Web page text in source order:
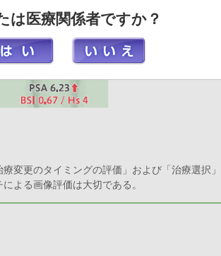
変更のタイミングの評価」および「治療選択
よる画像評価は大切である。
は医療関係者ですか？